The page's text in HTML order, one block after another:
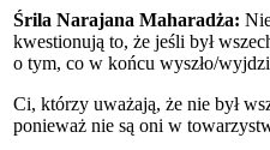
Śrila Narajana Maharadża:
kwestionują to, że jeśli był
o tym, co w końcu wyszło/
Ci, którzy uważają, że nie był
ponieważ nie są oni w